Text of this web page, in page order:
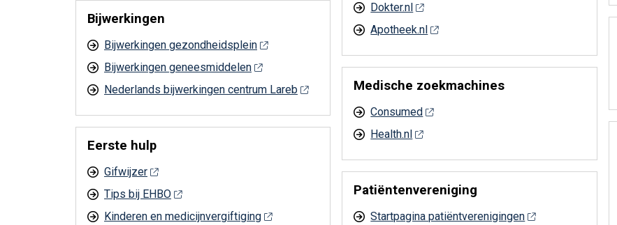
Bijwerkingen
Bijwerkingen gezondheidsplein
Bijwerkingen geneesmiddelen
Nederlands bijwerkingen centrum Lareb
Eerste hulp
Gifwijzer
Tips bij EHBO
Kinderen en medicijnvergiftiging
Dokter.nl
Apotheek.nl
Medische zoekmachines
Consumed
Health.nl
Patiëntenvereniging
Startpagina patiëntverenigingen